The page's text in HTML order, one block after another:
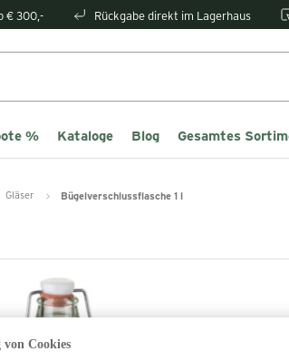
€ 300,- Rückgabe direkt im Lagerhaus
% Kataloge Blog Gesamtes
Gläser Bügelverschlussflasche 1 l
von Cookies